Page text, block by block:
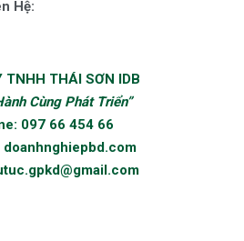
Hệ:
TNHH THÁI SƠN IDB
Cùng Phát Triển”
097 66 454 66
doanhnghiepbd.com